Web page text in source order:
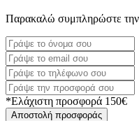
Παρακαλώ συμπληρώστε
*Ελάχιστη προσφορά 150€
Αποστολή προσφοράς